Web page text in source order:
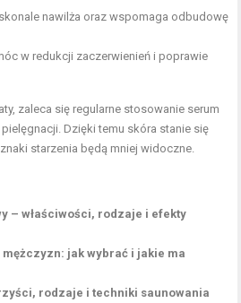
nawilża oraz wspomaga odbudowę
w redukcji zaczerwienień i poprawie
zaleca się regularne stosowanie serum
Dzięki temu skóra stanie się
starzenia będą mniej widoczne.
– właściwości, rodzaje i efekty
jak wybrać i jakie ma
rodzaje i techniki saunowania